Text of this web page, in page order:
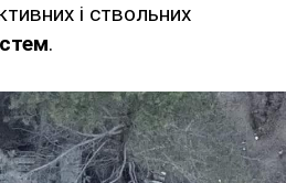
і ствольних
.